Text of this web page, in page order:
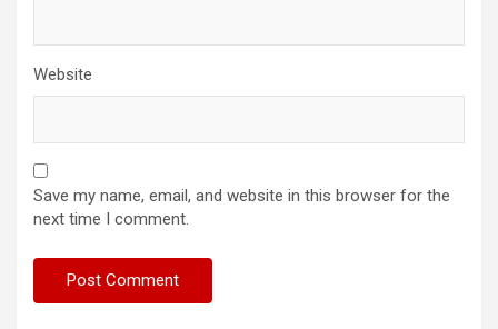
Website
Save my name, email, and website in this browser for the
next time I comment.